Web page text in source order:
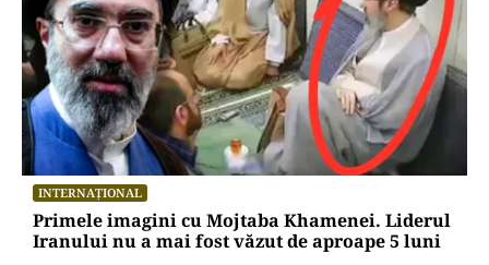
INTERNAȚIONAL
Primele imagini cu Mojtaba Khamenei. Liderul
Iranului nu a mai fost văzut de aproape 5 luni